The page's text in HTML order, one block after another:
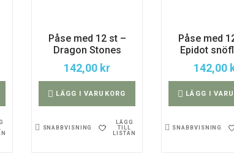
Påse med 12 st –
Dragon Stones
142,00 kr
LÄGG I VARUKORG
SNABBVISNING
LÄGG
TILL
LISTAN
Påse med
Epidot
142,00
LÄGG I
SNABBVISNING